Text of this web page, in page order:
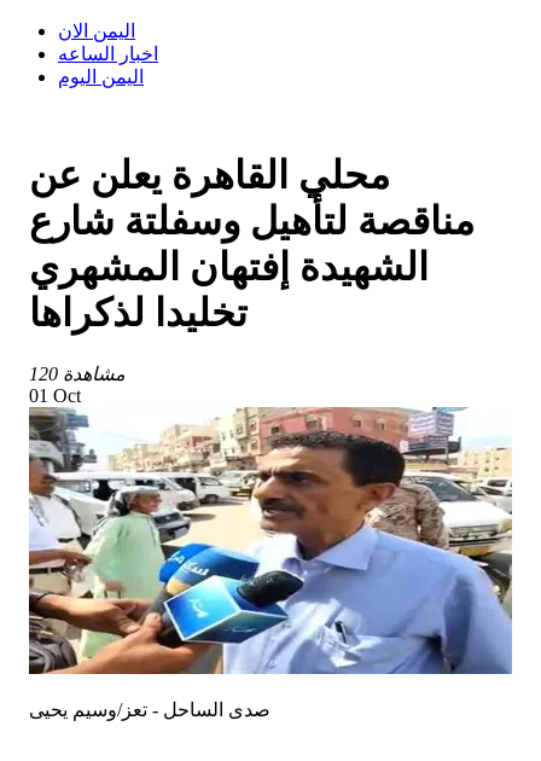
اليمن الان
اخبار الساعه
اليمن اليوم
محلي القاهرة يعلن عن
مناقصة لتأهيل وسفلتة شارع
الشهيدة إفتهان المشهري
تخليدا لذكراها
120 مشاهدة
01 Oct
صدى الساحل - تعز/وسيم يحيى